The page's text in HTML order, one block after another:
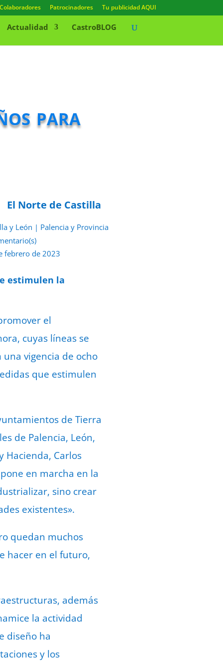
Colaboradores Patrocinadores Tu publicidad AQUI
Actualidad CastroBLOG
para
El Norte de Castilla
y León | Palencia y Provincia
febrero de 2023
estimulen la
el
cuyas líneas se
vigencia de ocho
que estimulen
de Tierra
de Palencia, León,
Hacienda, Carlos
en marcha en la
sino crear
existentes».
quedan muchos
hacer en el futuro,
además
la actividad
diseño ha
y los